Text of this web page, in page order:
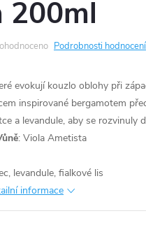
200ml
Podrobnosti hodnocení
evokují kouzlo oblohy při
inspirované bergamotem
a levandule, aby se rozvinuly
: Viola Ametista
levandule, fialkové lis
informace